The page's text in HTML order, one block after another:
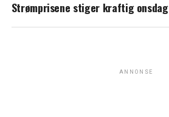
Strømprisene stiger kraftig onsdag
ANNONSE